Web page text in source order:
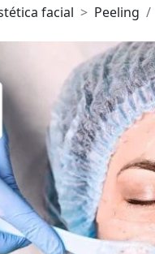
facial Peeling